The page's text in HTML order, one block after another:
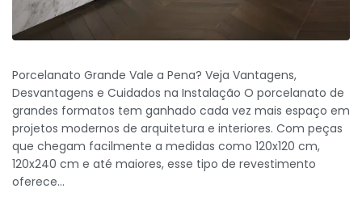
Porcelanato Grande Vale a Pena? Veja Vantagens,
Desvantagens e Cuidados na Instalação O porcelanato de
grandes formatos tem ganhado cada vez mais espaço em
projetos modernos de arquitetura e interiores. Com peças
que chegam facilmente a medidas como 120x120 cm,
120x240 cm e até maiores, esse tipo de revestimento
oferece...